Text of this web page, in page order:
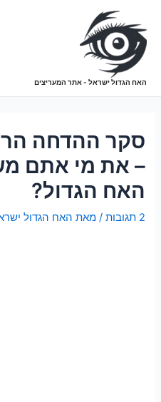
האח הגדול ישראל - אתר המעריצים
– את מי אתם
האח הגדול?
2 תגובות / מאתהאח הגדול